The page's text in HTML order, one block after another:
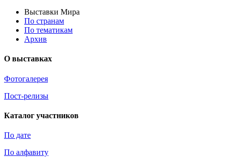
Выставки Мира
По странам
По тематикам
Архив
О выставках
Фотогалерея
Пост-релизы
Каталог участников
По дате
По алфавиту